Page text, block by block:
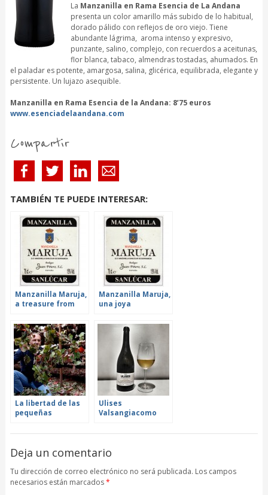
La Manzanilla en Rama Esencia de La Andana
presenta un color amarillo más subido de lo habitual,
dorado pálido con reflejos de oro viejo. Tiene
abundante lágrima, aroma intenso y expresivo,
punzante, salino, complejo, con recuerdos a aceitunas,
flor blanca, tabaco, almendras tostadas, ahumados. En
el paladar es potente, amargosa, salina, glicérica, equilibrada, elegante y
persistente. Un lujazo asequible.
Manzanilla en Rama Esencia de la Andana: 8’75 euros
www.esenciadelaandana.com
Compartir
TAMBIÉN TE PUEDE INTERESAR:
Manzanilla Maruja,
a treasure from
Barrameda with
more than eight
years spent in the
criaderas
Manzanilla Maruja,
una joya
más de ocho años
en las criaderas
La libertad de las
pequeñas
Demorado, tinto
tardía
Ulises
Valsangiacomo
Cherubino
encanto de la uva
cosmopolita
Deja un comentario
Tu dirección de correo electrónico no será publicada. Los campos
necesarios están marcados*